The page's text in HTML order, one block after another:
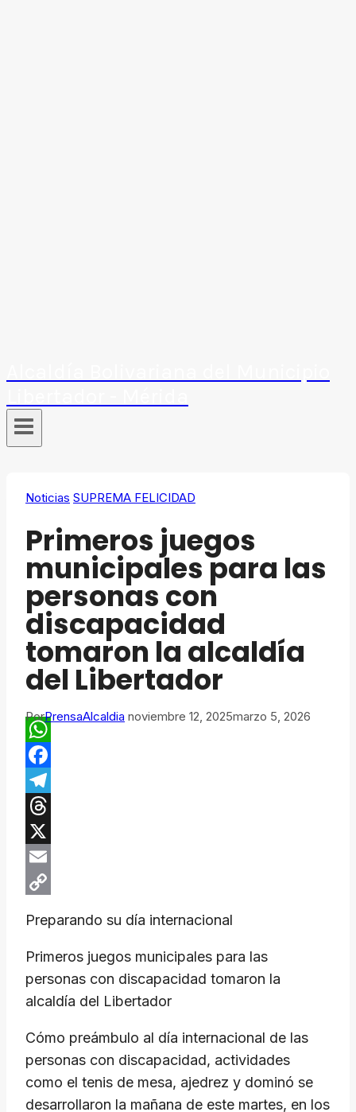
Noticias SUPREMA FELICIDAD
Primeros juegos
municipales para las
personas con
discapacidad
tomaron la alcaldía
del Libertador
PorPrensaAlcaldia noviembre 12, 2025marzo 5, 2026
WhatsApp
Facebook
Telegram
Threads
X
Email
Link
Preparando su día internacional
Primeros juegos municipales para las
personas con discapacidad tomaron la
alcaldía del Libertador
Cómo preámbulo al día internacional de las
personas con discapacidad, actividades
como el tenis de mesa, ajedrez y dominó se
desarrollaron la mañana de este martes, en los